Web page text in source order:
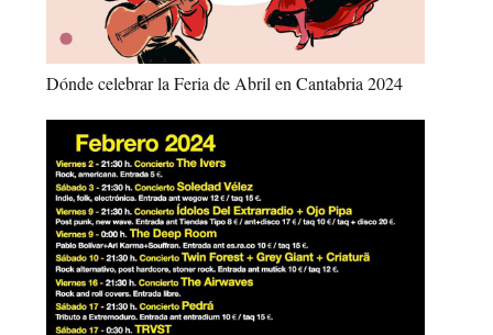
Dónde celebrar la Feria de Abril en Cantabria 2024